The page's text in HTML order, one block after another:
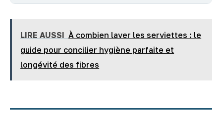
LIRE AUSSI À combien laver les serviettes : le
guide pour concilier hygiène parfaite et
longévité des fibres